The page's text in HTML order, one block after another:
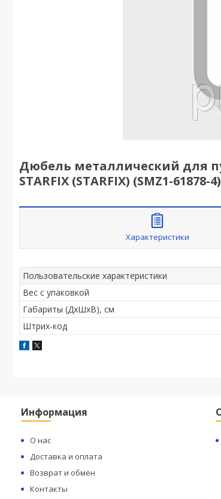
Дюбель металлический для
STARFIX (STARFIX) (SMZ1-61878-4)
Характеристики
Пользовательские характеристики
Вес с упаковкой
Габариты (ДхШхВ), см
Штрих-код
Информация
О нас
Доставка и оплата
Возврат и обмен
Контакты